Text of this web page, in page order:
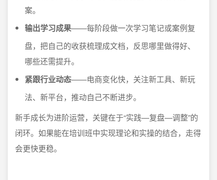
案。
输出学习成果——每阶段做一次学习笔记或案例复
盘，把自己的收获梳理成文档，反思哪里做得好、
哪些还需提升。
紧跟行业动态——电商变化快，关注新工具、新玩
法、新平台，推动自己不断进步。
新手成长为进阶运营，关键在于“实践—复盘—调整”的
闭环。如果能在培训班中实现理论和实操的结合，走得
会更快更稳。